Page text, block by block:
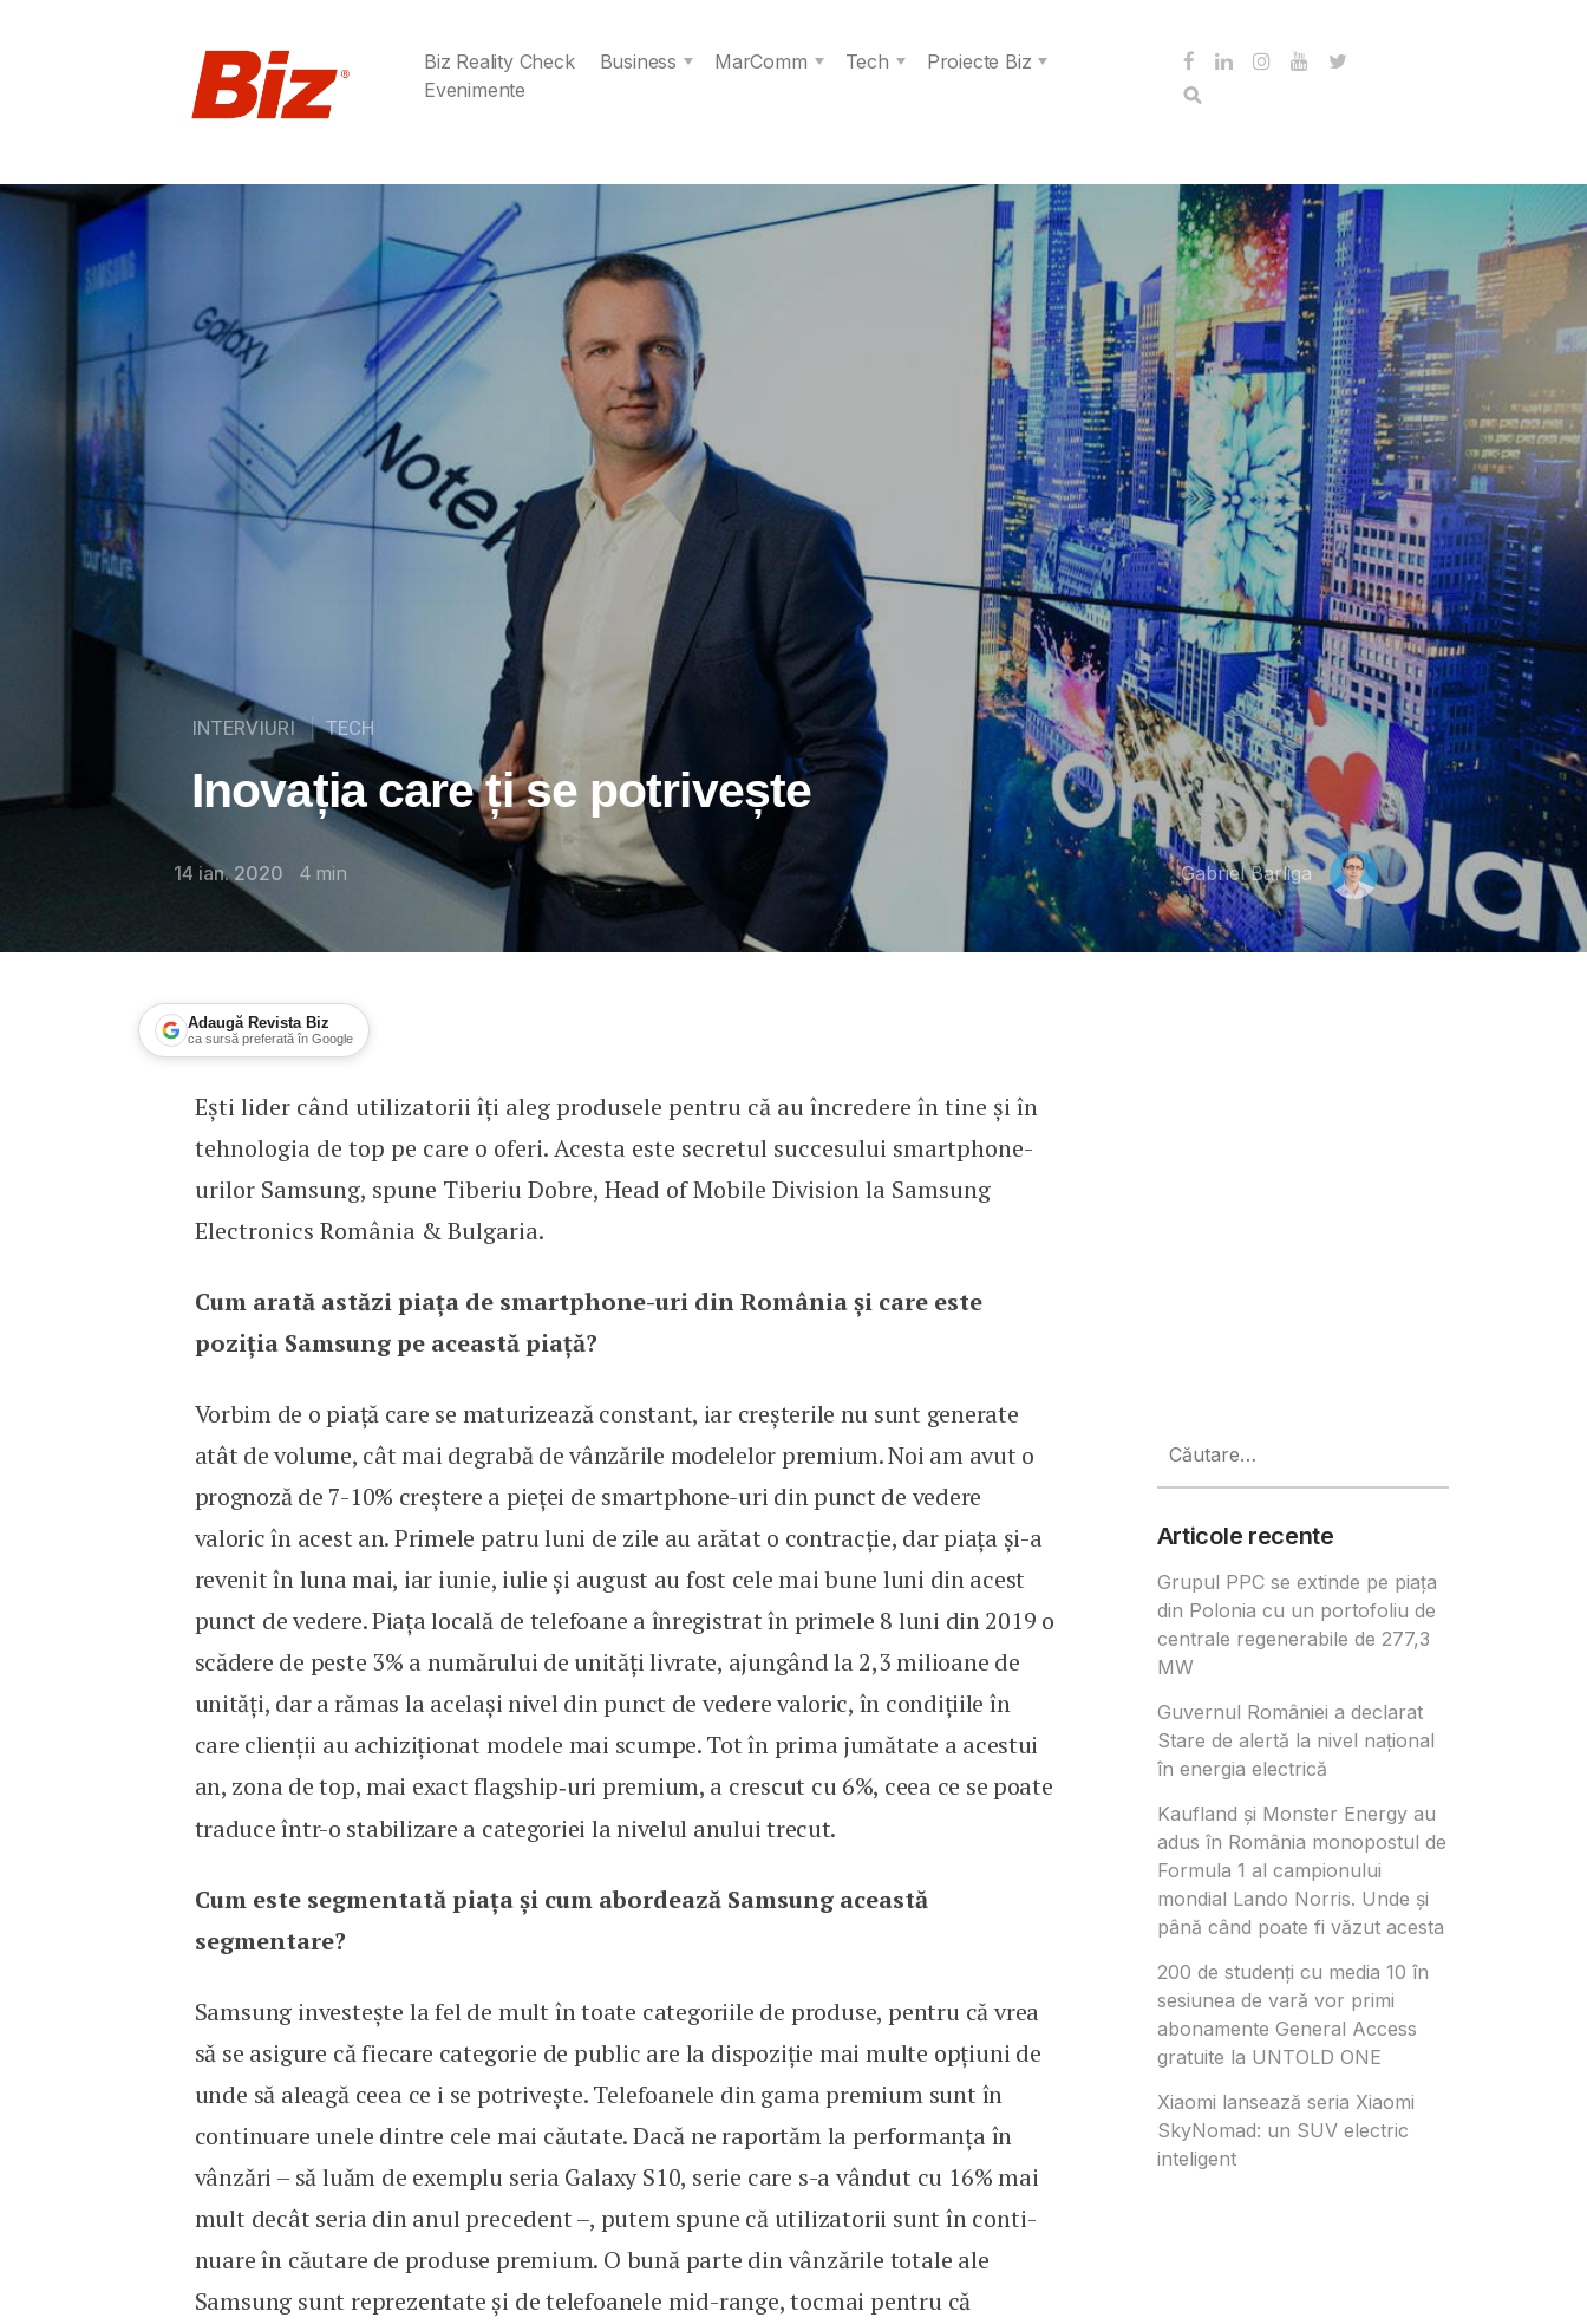
Biz Reality Check Business MarComm Tech
Proiecte Biz
Evenimente
INTERVIURI TECH
Inovația care ți se potrivește
14 ian. 2020 4 min Gabriel Barliga
Adaugă Revista Biz
ca sursă preferată în Google
Inovația care ți se potrivește
Ești lider când utilizatorii îți aleg produsele pentru că au încredere în tine și în
tehnologia de top pe care o oferi. Acesta este secretul succesului smartphone-
urilor Samsung, spune Tiberiu Dobre, Head of Mobile Division la Samsung
Electronics România & Bulgaria.
Cum arată astăzi piața de smartphone-uri din România și care este
poziția Samsung pe această piață?
Vorbim de o piață care se maturizează constant, iar creșterile nu sunt gene­rate
atât de volume, cât mai degrabă de vânzările modelelor premium. Noi am avut o
prognoză de 7-10% creștere a pieței de smartphone-uri din punct de vedere
valoric în acest an. Primele pa­tru luni de zile au arătat o contracție, dar piața și-a
revenit în luna mai, iar iunie, iulie și august au fost cele mai bune luni din acest
punct de vedere. Piața locală de telefoane a înregistrat în primele 8 luni din 2019 o
scădere de peste 3% a numărului de unități livrate, ajungând la 2,3 mi­lioane de
unități, dar a rămas la același nivel din punct de vedere valoric, în condițiile în
care clienții au achiziționat modele mai scumpe. Tot în prima jumătate a acestui
an, zona de top, mai exact flagship‑uri premium, a crescut cu 6%, ceea ce se poate
traduce într-o stabilizare a categoriei la nivelul anului trecut.
Cum este segmentată piața și cum abordează Samsung această
segmentare?
Samsung investește la fel de mult în toate categoriile de produse, pentru că vrea
să se asigure că fiecare categorie de public are la dispoziție mai multe opțiuni de
unde să aleagă ceea ce i se potrivește. Telefoanele din gama premium sunt în
continuare unele dintre cele mai căutate. Dacă ne raportăm la performanța în
vânzări – să luăm de exemplu seria Galaxy S10, serie care s-a vândut cu 16% mai
mult decât seria din anul precedent –, putem spune că utilizatorii sunt în conti­
nuare în căutare de produse premium. O bună parte din vânzările totale ale
Samsung sunt reprezentate și de te­lefoanele mid-range, tocmai pentru că
după:
Articole recente
Grupul PPC se extinde pe piața
din Polonia cu un portofoliu de
centrale regenerabile de 277,3
MW
Guvernul României a declarat
Stare de alertă la nivel național
în energia electrică
Kaufland și Monster Energy au
adus în România monopostul de
Formula 1 al campionului
mondial Lando Norris. Unde și
până când poate fi văzut acesta
200 de studenți cu media 10 în
sesiunea de vară vor primi
abonamente General Access
gratuite la UNTOLD ONE
Xiaomi lansează seria Xiaomi
SkyNomad: un SUV electric
inteligent